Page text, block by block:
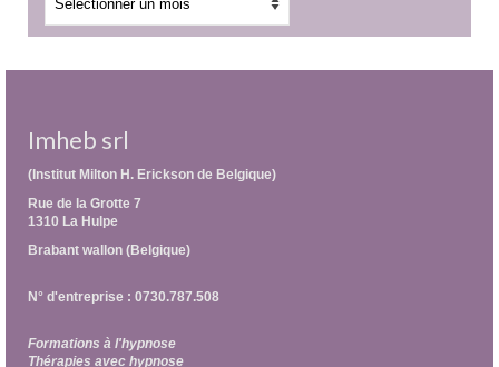
Imheb srl
(Institut Milton H. Erickson de Belgique)
Rue de la Grotte 7
1310 La Hulpe
Brabant wallon (Belgique)
N° d'entreprise : 0730.787.508
Formations à l'hypnose
Thérapies avec hypnose